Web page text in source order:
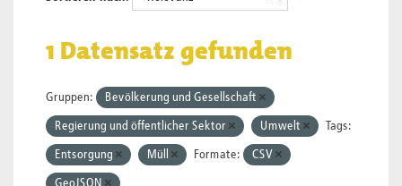
1 Datensatz gefunden
Gruppen: Bevölkerung und Gesellschaft
Regierung und öffentlicher Sektor Umwelt Tags:
Entsorgung Müll Formate: CSV
GeoJSON